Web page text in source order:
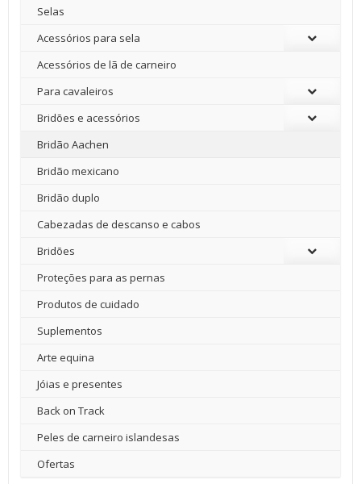
Selas
Acessórios para sela
Acessórios de lã de carneiro
Para cavaleiros
Bridões e acessórios
Bridão Aachen
Bridão mexicano
Bridão duplo
Cabezadas de descanso e cabos
Bridões
Proteções para as pernas
Produtos de cuidado
Suplementos
Arte equina
Jóias e presentes
Back on Track
Peles de carneiro islandesas
Ofertas